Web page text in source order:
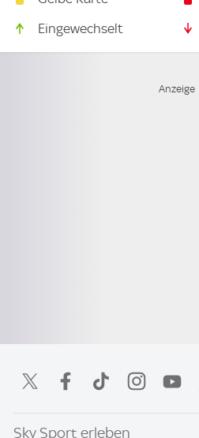
Eingewechselt
Sky Sport erleben